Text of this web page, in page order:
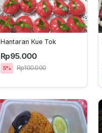
Hantaran Kue Tok
Rp95.000
5% Rp100.000